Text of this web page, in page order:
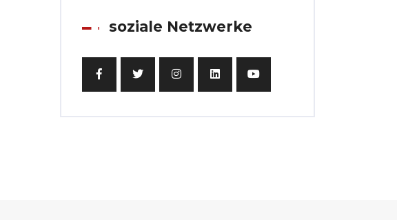
soziale Netzwerke